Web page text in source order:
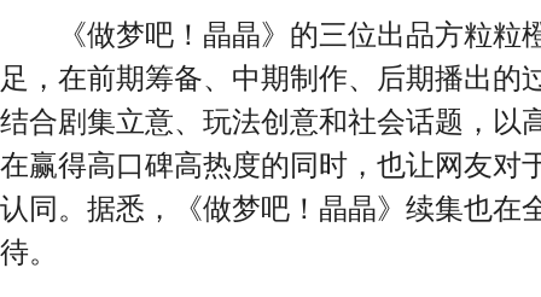
《做梦吧！晶晶》的三位出品方粒粒
足，在前期筹备、中期制作、后期播出的
结合剧集立意、玩法创意和社会话题，以
在赢得高口碑高热度的同时，也让网友对
认同。据悉，《做梦吧！晶晶》续集也在
待。